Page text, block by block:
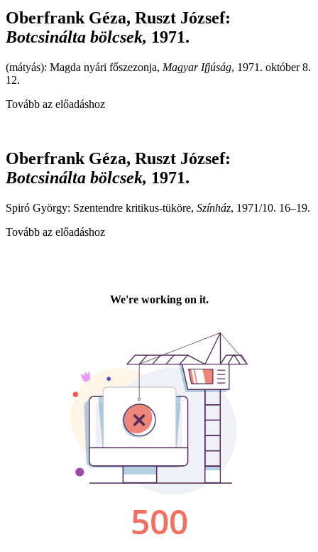
Oberfrank Géza, Ruszt József:
Botcsinálta bölcsek, 1971.
(mátyás): Magda nyári főszezonja, Magyar Ifjúság, 1971. október 8.
12.
Tovább az előadáshoz
Oberfrank Géza, Ruszt József:
Botcsinálta bölcsek, 1971.
Spiró György: Szentendre kritikus-tüköre, Színház, 1971/10. 16–19.
Tovább az előadáshoz